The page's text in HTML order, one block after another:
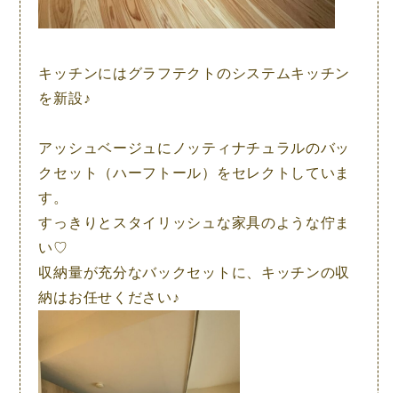
キッチンにはグラフテクトのシステムキッチン
を新設♪
アッシュベージュにノッティナチュラルのバッ
クセット（ハーフトール）をセレクトしていま
す。
すっきりとスタイリッシュな家具のような佇ま
い♡
収納量が充分なバックセットに、キッチンの収
納はお任せください♪